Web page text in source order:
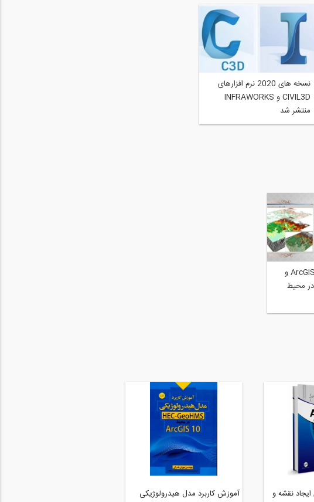
نسخه‌ های 2020 نرم‌ افزارهای
CIVIL3D و INFRAWORKS
منتشر شد
فیلم کارگاه آشنایی با ArcGIS و
محیط
نقشه و
آموزش کاربرد مدل هیدرولوژیکی